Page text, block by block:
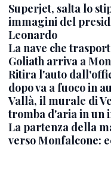
Superjet, salta lo
immagini del
Leonardo
La nave che
Goliath arriva a
Ritira l'auto
dopo va a fuoco in
Vallà, il murale di
tromba d'aria in un
La partenza della
verso Monfalcone: